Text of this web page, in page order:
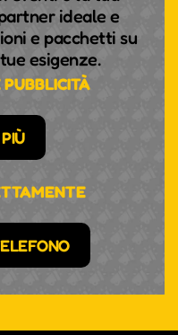
ideale e
e pacchetti su
esigenze.